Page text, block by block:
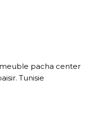
pacha center
Tunisie